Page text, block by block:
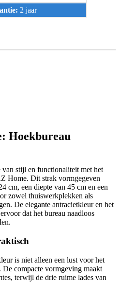
2 jaar
Hoekbureau
stijl en functionaliteit met het
Home. Dit strak vormgegeven
cm, een diepte van 45 cm en een
zowel thuiswerkplekken als
De elegante antracietkleur en het
dat het bureau naadloos
is niet alleen een lust voor het
compacte vormgeving maakt
terwijl de drie ruime lades van